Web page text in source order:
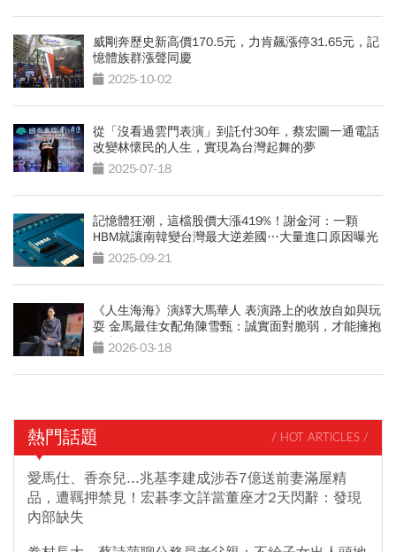
威剛奔歷史新高價170.5元，力肯飆漲停31.65元，記
憶體族群漲聲同慶
2025-10-02
從「沒看過雲門表演」到託付30年，蔡宏圖一通電話
改變林懷民的人生，實現為台灣起舞的夢
2025-07-18
記憶體狂潮，這檔股價大漲419%！謝金河：一顆
HBM就讓南韓變台灣最大逆差國…大量進口原因曝光
2025-09-21
《人生海海》演繹大馬華人 表演路上的收放自如與玩
耍 金馬最佳女配角陳雪甄：誠實面對脆弱，才能擁抱
自由2026-03-18
熱門話題 / HOT ARTICLES /
愛馬仕、香奈兒...兆基李建成涉吞7億送前妻滿屋精
品，遭羈押禁見！宏碁李文詳當董座才2天閃辭：發現
內部缺失